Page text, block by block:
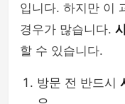
입니다. 하지만 이
경우가 많습니다.
할 수 있습니다.
방문 전 반드시